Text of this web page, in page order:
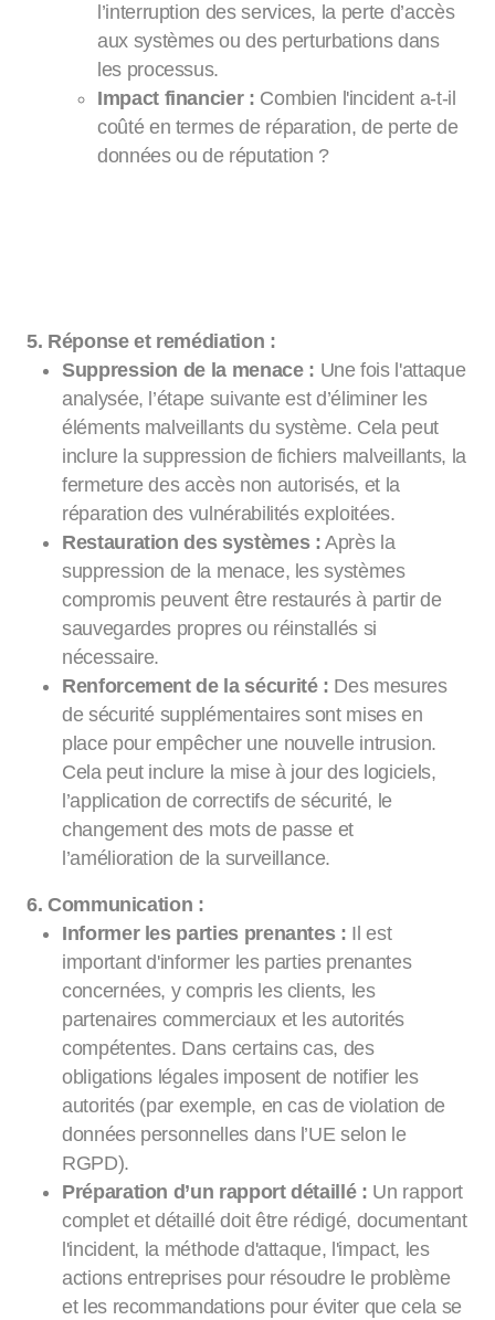
l’interruption des services, la perte d’accès
aux systèmes ou des perturbations dans
les processus.
Impact financier : Combien l'incident a-t-il
coûté en termes de réparation, de perte de
données ou de réputation ?
5. Réponse et remédiation :
Suppression de la menace : Une fois l'attaque
analysée, l’étape suivante est d’éliminer les
éléments malveillants du système. Cela peut
inclure la suppression de fichiers malveillants, la
fermeture des accès non autorisés, et la
réparation des vulnérabilités exploitées.
Restauration des systèmes : Après la
suppression de la menace, les systèmes
compromis peuvent être restaurés à partir de
sauvegardes propres ou réinstallés si
nécessaire.
Renforcement de la sécurité : Des mesures
de sécurité supplémentaires sont mises en
place pour empêcher une nouvelle intrusion.
Cela peut inclure la mise à jour des logiciels,
l’application de correctifs de sécurité, le
changement des mots de passe et
l’amélioration de la surveillance.
6. Communication :
Informer les parties prenantes : Il est
important d'informer les parties prenantes
concernées, y compris les clients, les
partenaires commerciaux et les autorités
compétentes. Dans certains cas, des
obligations légales imposent de notifier les
autorités (par exemple, en cas de violation de
données personnelles dans l’UE selon le
RGPD).
Préparation d’un rapport détaillé : Un rapport
complet et détaillé doit être rédigé, documentant
l'incident, la méthode d'attaque, l'impact, les
actions entreprises pour résoudre le problème
et les recommandations pour éviter que cela se